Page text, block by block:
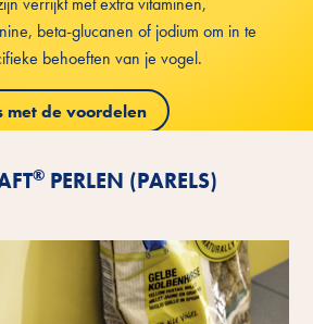
beta-glucanen of jodium om in te
behoeften van je vogel.
met de voordelen
®PERLEN (PARELS)